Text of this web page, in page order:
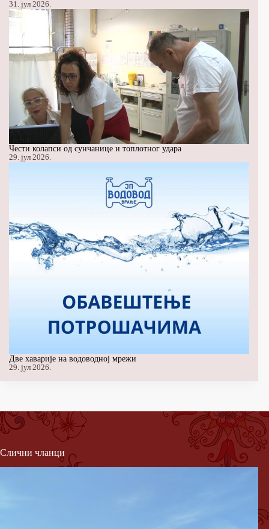
31. јул 2026.
Чести колапси од сунчанице и топлотног удара
29. јул 2026.
Две хаварије на водоводној мрежи
29. јул 2026.
Слични чланци